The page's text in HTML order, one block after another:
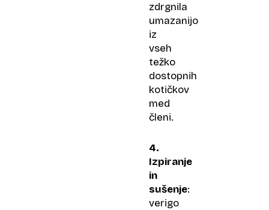
zdrgnila
umazanijo
iz
vseh
težko
dostopnih
kotičkov
med
členi.
4.
Izpiranje
in
sušenje:
verigo